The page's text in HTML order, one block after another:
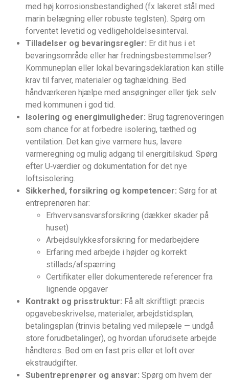
med høj korrosionsbestandighed (fx lakeret stål med
marin belægning eller robuste teglsten). Spørg om
forventet levetid og vedligeholdelsesinterval.
Tilladelser og bevaringsregler: Er dit hus i et
bevaringsområde eller har fredningsbestemmelser?
Kommuneplan eller lokal bevaringsdeklaration kan stille
krav til farver, materialer og taghældning. Bed
håndværkeren hjælpe med ansøgninger eller tjek selv
med kommunen i god tid.
Isolering og energimuligheder: Brug tagrenoveringen
som chance for at forbedre isolering, tæthed og
ventilation. Det kan give varmere hus, lavere
varmeregning og mulig adgang til energitilskud. Spørg
efter U‑værdier og dokumentation for det nye
loftsisolering.
Sikkerhed, forsikring og kompetencer: Sørg for at
entreprenøren har:
Erhvervsansvarsforsikring (dækker skader på
huset)
Arbejdsulykkesforsikring for medarbejdere
Erfaring med arbejde i højder og korrekt
stillads/afspærring
Certifikater eller dokumenterede referencer fra
lignende opgaver
Kontrakt og prisstruktur: Få alt skriftligt: præcis
opgavebeskrivelse, materialer, arbejdstidsplan,
betalingsplan (trinvis betaling ved milepæle — undgå
store forudbetalinger), og hvordan uforudsete arbejde
håndteres. Bed om en fast pris eller et loft over
ekstraudgifter.
Subentreprenører og ansvar: Spørg om hvem der